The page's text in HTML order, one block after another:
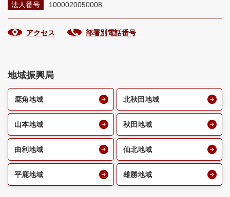
法人番号
1000020050008
アクセス 部署別電話番号
地域振興局
鹿角地域 北秋田地域
山本地域 秋田地域
由利地域 仙北地域
平鹿地域 雄勝地域